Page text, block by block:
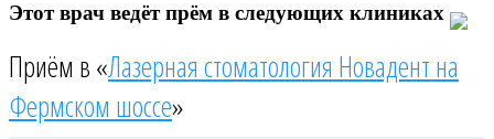
Этот врач ведёт прём в следующих клиниках
Приём в «Лазерная стоматология Новадент на
Фермском шоссе»